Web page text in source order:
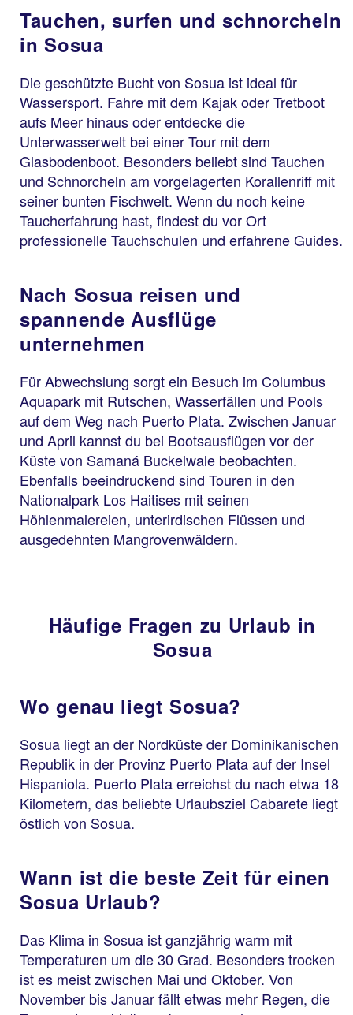
Tauchen, surfen und schnorcheln
in Sosua
Die geschützte Bucht von Sosua ist ideal für
Wassersport. Fahre mit dem Kajak oder Tretboot
aufs Meer hinaus oder entdecke die
Unterwasserwelt bei einer Tour mit dem
Glasbodenboot. Besonders beliebt sind Tauchen
und Schnorcheln am vorgelagerten Korallenriff mit
seiner bunten Fischwelt. Wenn du noch keine
Taucherfahrung hast, findest du vor Ort
professionelle Tauchschulen und erfahrene Guides.
Nach Sosua reisen und
spannende Ausflüge
unternehmen
Für Abwechslung sorgt ein Besuch im Columbus
Aquapark mit Rutschen, Wasserfällen und Pools
auf dem Weg nach Puerto Plata. Zwischen Januar
und April kannst du bei Bootsausflügen vor der
Küste von Samaná Buckelwale beobachten.
Ebenfalls beeindruckend sind Touren in den
Nationalpark Los Haitises mit seinen
Höhlenmalereien, unterirdischen Flüssen und
ausgedehnten Mangrovenwäldern.
Häufige Fragen zu Urlaub in
Sosua
Wo genau liegt Sosua?
Sosua liegt an der Nordküste der Dominikanischen
Republik in der Provinz Puerto Plata auf der Insel
Hispaniola. Puerto Plata erreichst du nach etwa 18
Kilometern, das beliebte Urlaubsziel Cabarete liegt
östlich von Sosua.
Wann ist die beste Zeit für einen
Sosua Urlaub?
Das Klima in Sosua ist ganzjährig warm mit
Temperaturen um die 30 Grad. Besonders trocken
ist es meist zwischen Mai und Oktober. Von
November bis Januar fällt etwas mehr Regen, die